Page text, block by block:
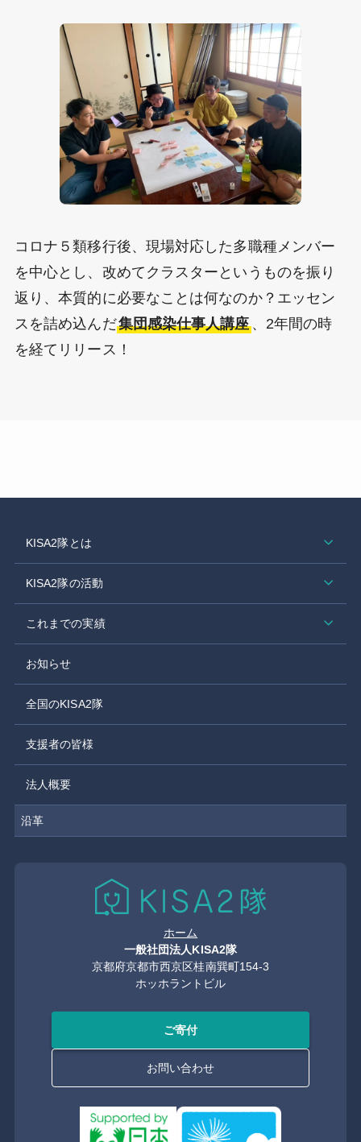
コロナ５類移行後、現場対応した多職種メンバー
を中心とし、改めてクラスターというものを振り
返り、本質的に必要なことは何なのか？エッセン
スを詰め込んだ集団感染仕事人講座、2年間の時
を経てリリース！
ホーム
一般社団法人KISA2隊
京都府京都市西京区桂南巽町154-3
ホッホラントビル
ご寄付
お問い合わせ
KISA2隊とは
KISA2隊の活動
これまでの実績
お知らせ
全国のKISA2隊
支援者の皆様
法人概要
沿革